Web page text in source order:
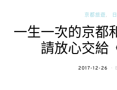
京都旅遊
一生一次的京都
請放心交給
POSTED
2017-12-26